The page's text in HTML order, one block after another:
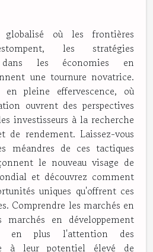
où les frontières
les stratégies
dans les économies en
une tournure novatrice.
pleine effervescence, où
ouvrent des perspectives
investisseurs à la recherche
de rendement. Laissez-vous
méandres de ces tactiques
le nouveau visage de
et découvrez comment
uniques qu'offrent ces
Comprendre les marchés en
marchés en développement
en plus l'attention des
à leur potentiel élevé de